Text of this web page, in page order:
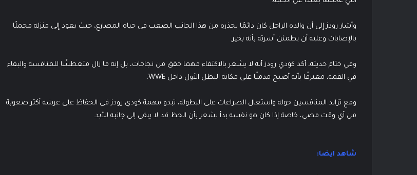
وأشار رودز إلى أن والده الراحل كان دائمًا يحذره من هذا الجانب الصعب في حياة المصارع، حيث يعود إلى منزله محملًا
بالإصابات وعليه أن يطمئن أسرته بأنه بخير.
وفي ختام حديثه، أكد كودي رودز أنه لا يشعر بالاكتفاء مهما حقق من نجاحات، بل إنه ما زال متعطشًا للمنافسة والبقاء
في القمة، معترفًا بأنه أصبح مدمنًا على مكانة البطل الأول داخل WWE.
ومع تزايد المنافسين حوله واشتعال الصراعات على البطولة، تبدو مهمة كودي رودز في الحفاظ على عرشه أكثر صعوبة
من أي وقت مضى، خاصة إذا كان هو نفسه بدأ يشعر بأن الحظ قد لا يبقى إلى جانبه للأبد.
شاهد ايضا: